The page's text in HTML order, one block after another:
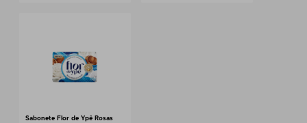
Sabonete Flor de Ypê Rosas